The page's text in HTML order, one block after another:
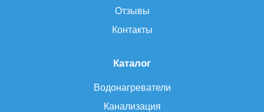
Каталог
Водонагреватели
Канализация
Отзывы
Контакты